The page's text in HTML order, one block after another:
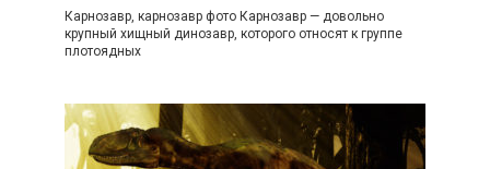
Карнозавр, карнозавр фото Карнозавр — довольно
крупный хищный динозавр, которого относят к группе
плотоядных